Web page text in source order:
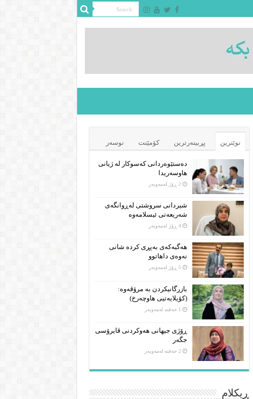
نوێترین پڕبینەرترین کۆمێنت نوسەر
دەستێوەردانی کەسوکار لە ژیانی
هاوسەریدا
2 ڕۆژ لەمەوبەر
شیردانی سروشتی لەڕوانگەی
شەریعەتی ئیسلامەوە
4 ڕۆژ لەمەوبەر
هەگبەکەی بەپڕی کردە شانی
نەوەی داهاتوو
5 ڕۆژ لەمەوبەر
بازرگانیکردن بە مرۆڤەوە:
(کۆیلایەتیی هاوچەرخ)
1 حەفتە لەمەوبەر
ڕۆژی جیهانی هەوکردنی ڤایرۆسی
جگەر
2 حەفتە لەمەوبەر
ڕیکلام